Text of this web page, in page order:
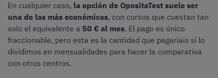
En cualquier caso, la opción de OpositaTest suele ser
una de las más económicas, con cursos que cuestan tan
solo el equivalente a 50 € al mes. El pago es único
fraccionable, pero esta es la cantidad que pagaríais si lo
dividimos en mensualidades para hacer la comparativa
con otros centros.